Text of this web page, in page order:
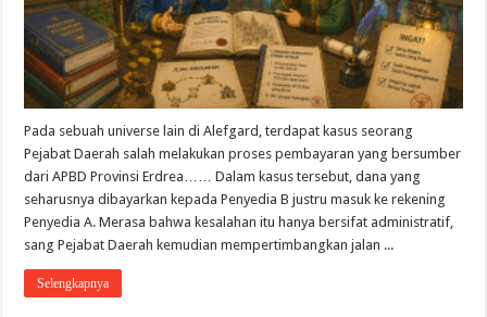
Pada sebuah universe lain di Alefgard, terdapat kasus seorang
Pejabat Daerah salah melakukan proses pembayaran yang bersumber
dari APBD Provinsi Erdrea…… Dalam kasus tersebut, dana yang
seharusnya dibayarkan kepada Penyedia B justru masuk ke rekening
Penyedia A. Merasa bahwa kesalahan itu hanya bersifat administratif,
sang Pejabat Daerah kemudian mempertimbangkan jalan ...
Selengkapnya